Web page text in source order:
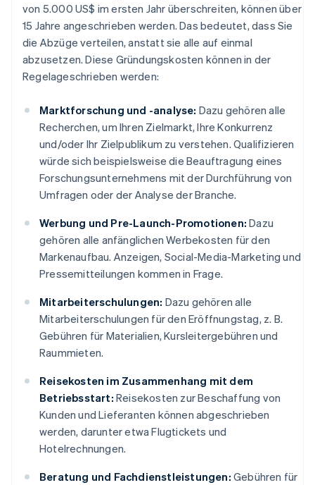
von 5.000 US$ im ersten Jahr überschreiten, können über
15 Jahre angeschrieben werden. Das bedeutet, dass Sie
die Abzüge verteilen, anstatt sie alle auf einmal
abzusetzen. Diese Gründungskosten können in der
Regelageschrieben werden:
Marktforschung und -analyse: Dazu gehören alle
Recherchen, um Ihren Zielmarkt, Ihre Konkurrenz
und/oder Ihr Zielpublikum zu verstehen. Qualifizieren
würde sich beispielsweise die Beauftragung eines
Forschungsunternehmens mit der Durchführung von
Umfragen oder der Analyse der Branche.
Werbung und Pre-Launch-Promotionen: Dazu
gehören alle anfänglichen Werbekosten für den
Markenaufbau. Anzeigen, Social-Media-Marketing und
Pressemitteilungen kommen in Frage.
Mitarbeiterschulungen: Dazu gehören alle
Mitarbeiterschulungen für den Eröffnungstag, z. B.
Gebühren für Materialien, Kursleitergebühren und
Raummieten.
Reisekosten im Zusammenhang mit dem
Betriebsstart: Reisekosten zur Beschaffung von
Kunden und Lieferanten können abgeschrieben
werden, darunter etwa Flugtickets und
Hotelrechnungen.
Beratung und Fachdienstleistungen: Gebühren für